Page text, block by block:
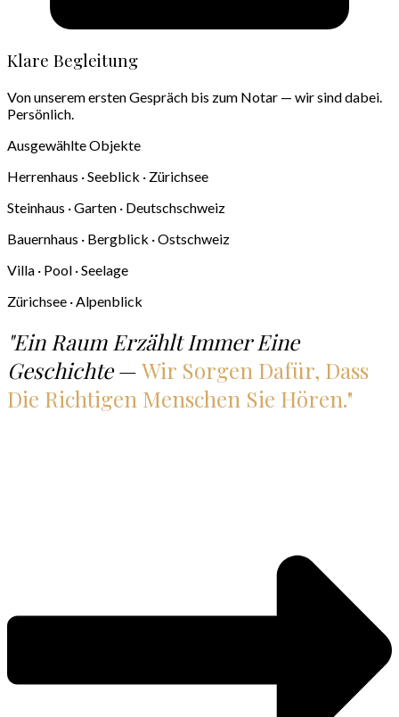
Klare Begleitung
Von unserem ersten Gespräch bis zum Notar — wir sind dabei.
Persönlich.
Ausgewählte Objekte
Herrenhaus · Seeblick · Zürichsee
Steinhaus · Garten · Deutschschweiz
Bauernhaus · Bergblick · Ostschweiz
Villa · Pool · Seelage
Zürichsee · Alpenblick
"Ein Raum Erzählt Immer Eine
Geschichte—Wir Sorgen Dafür, Dass
Die Richtigen Menschen Sie Hören."